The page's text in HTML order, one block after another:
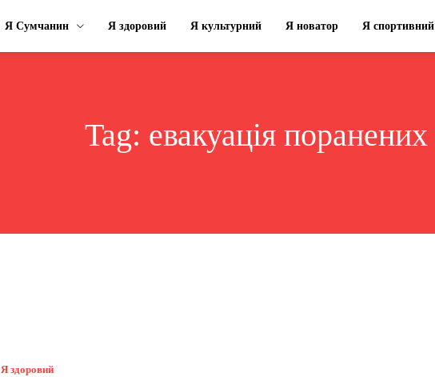
Я Сумчанин Я здоровий Я культурний Я новатор Я спортивний
Tag: евакуація поранених
Я здоровий